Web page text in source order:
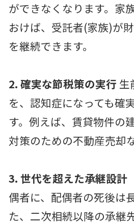
ができなくなります。家
おけば、受託者(家族)が
を継続できます。
2. 確実な節税策の実行 生
を、認知症になっても確
す。例えば、賃貸物件の
対策のための不動産売却
3. 世代を超えた承継設計
偶者に、配偶者の死後は
た、二次相続以降の承継